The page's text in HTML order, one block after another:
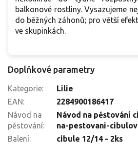
balkonové rostliny. Vysazujeme
do běžných záhonů; pro větší
ve skupinkách.
Doplňkové parametry
Kategorie:
Lilie
EAN:
2284900186417
Návod na
pěstování:
Návod na pěstování
na-pestovani-
Balení:
cibule 12/14 - 2ks